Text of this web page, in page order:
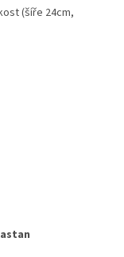
(šíře 24cm,